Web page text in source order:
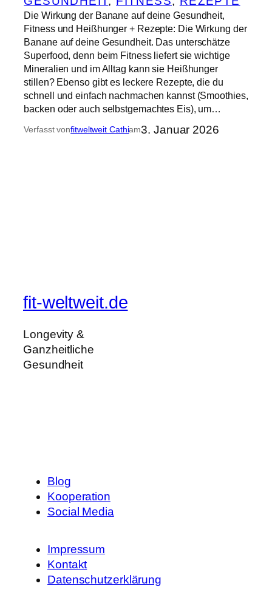
Die Wirkung der Banane auf deine Gesundheit,
Fitness und Heißhunger + Rezepte: Die Wirkung der
Banane auf deine Gesundheit. Das unterschätze
Superfood, denn beim Fitness liefert sie wichtige
Mineralien und im Alltag kann sie Heißhunger
stillen? Ebenso gibt es leckere Rezepte, die du
schnell und einfach nachmachen kannst (Smoothies,
backen oder auch selbstgemachtes Eis), um…
Verfasst vonfitweltweit Cathiam3. Januar 2026
fit-weltweit.de
Longevity &
Ganzheitliche
Gesundheit
Blog
Kooperation
Social Media
Impressum
Kontakt
Datenschutzerklärung